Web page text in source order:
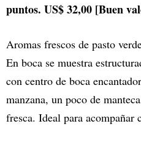
puntos. US$ 32,00 [Buen
Aromas frescos de pasto
En boca se muestra
con centro de boca
manzana, un poco de
fresca. Ideal para acompañar